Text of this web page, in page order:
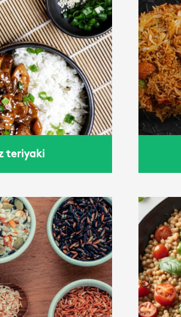
teriyaki
salteado
con tomate y
albahaca